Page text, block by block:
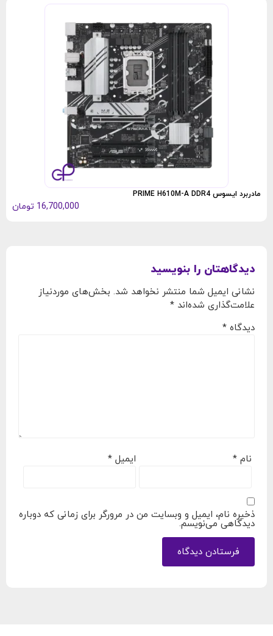
مادربرد ایسوس PRIME H610M-A DDR4
16,700,000 تومان
دیدگاهتان را بنویسید
نشانی ایمیل شما منتشر نخواهد شد. بخش‌های موردنیاز
علامت‌گذاری شده‌اند *
دیدگاه *
نام * ایمیل*
ذخیره نام، ایمیل و وبسایت من در مرورگر برای زمانی که دوباره
دیدگاهی می‌نویسم.